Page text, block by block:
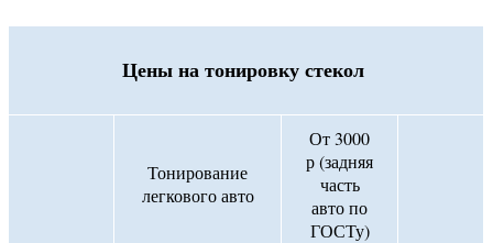
Цены на тонировку стекол
Тонирование
легкового авто
От 3000
р (задняя
часть
авто по
ГОСТу)